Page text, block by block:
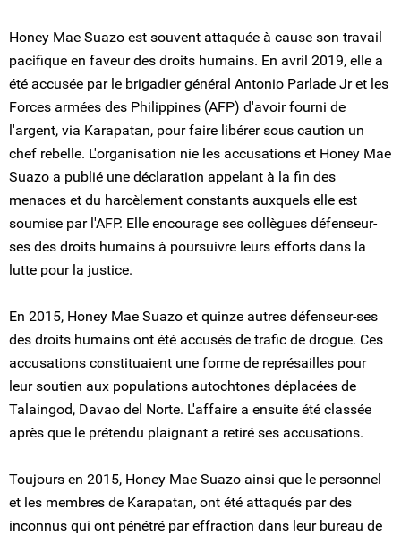
Honey Mae Suazo est souvent attaquée à cause son travail
pacifique en faveur des droits humains. En avril 2019, elle a
été accusée par le brigadier général Antonio Parlade Jr et les
Forces armées des Philippines (AFP) d'avoir fourni de
l'argent, via Karapatan, pour faire libérer sous caution un
chef rebelle. L'organisation nie les accusations et Honey Mae
Suazo a publié une déclaration appelant à la fin des
menaces et du harcèlement constants auxquels elle est
soumise par l'AFP. Elle encourage ses collègues défenseur-
ses des droits humains à poursuivre leurs efforts dans la
lutte pour la justice.
En 2015, Honey Mae Suazo et quinze autres défenseur-ses
des droits humains ont été accusés de trafic de drogue. Ces
accusations constituaient une forme de représailles pour
leur soutien aux populations autochtones déplacées de
Talaingod, Davao del Norte. L'affaire a ensuite été classée
après que le prétendu plaignant a retiré ses accusations.
Toujours en 2015, Honey Mae Suazo ainsi que le personnel
et les membres de Karapatan, ont été attaqués par des
inconnus qui ont pénétré par effraction dans leur bureau de